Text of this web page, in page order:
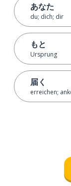
あなた
du; dich; dir
もと
Ursprung
届く
erreichen;